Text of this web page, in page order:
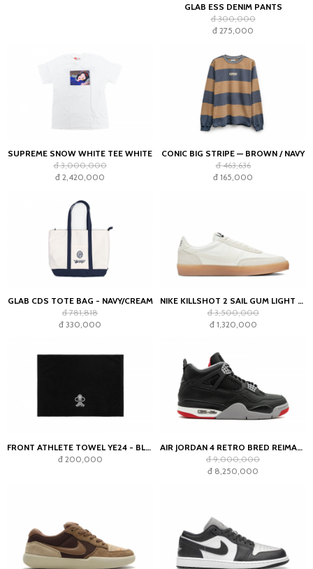
GLAB ESS DENIM PANTS
đ 300,000
đ 275,000
SUPREME SNOW WHITE TEE WHITE
đ 3,000,000
đ 2,420,000
CONIC BIG STRIPE — BROWN / NAVY
đ 463,636
đ 165,000
GLAB CDS TOTE BAG - NAVY/CREAM
đ 781,818
đ 330,000
NIKE KILLSHOT 2 SAIL GUM LIGHT OREWOOD BROWN (WOMEN'S)
đ 3,500,000
đ 1,320,000
FRONT ATHLETE TOWEL YE24 - BLACK
đ 200,000
AIR JORDAN 4 RETRO BRED REIMAGINED
đ 9,000,000
đ 8,250,000